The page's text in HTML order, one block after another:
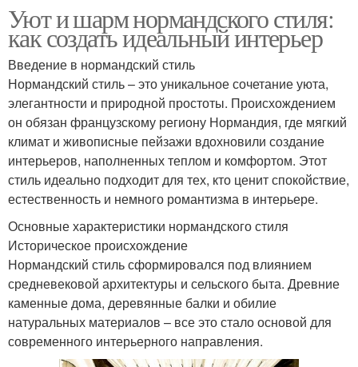
Уют и шарм нормандского стиля:
как создать идеальный интерьер
Введение в нормандский стиль
Нормандский стиль – это уникальное сочетание уюта,
элегантности и природной простоты. Происхождением
он обязан французскому региону Нормандия, где мягкий
климат и живописные пейзажи вдохновили создание
интерьеров, наполненных теплом и комфортом. Этот
стиль идеально подходит для тех, кто ценит спокойствие,
естественность и немного романтизма в интерьере.
Основные характеристики нормандского стиля
Историческое происхождение
Нормандский стиль сформировался под влиянием
средневековой архитектуры и сельского быта. Древние
каменные дома, деревянные балки и обилие
натуральных материалов – все это стало основой для
современного интерьерного направления.